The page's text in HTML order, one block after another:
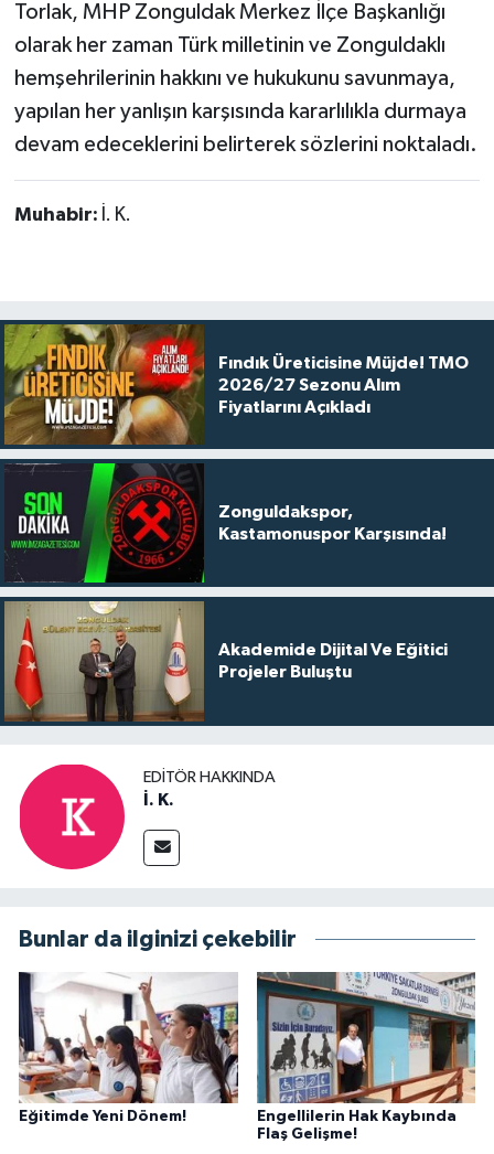
​Torlak, MHP Zonguldak Merkez İlçe Başkanlığı
olarak her zaman Türk milletinin ve Zonguldaklı
hemşehrilerinin hakkını ve hukukunu savunmaya,
yapılan her yanlışın karşısında kararlılıkla durmaya
devam edeceklerini belirterek sözlerini noktaladı.
Muhabir: İ. K.
Fındık Üreticisine Müjde! TMO
2026/27 Sezonu Alım
Fiyatlarını Açıkladı
Zonguldakspor,
Kastamonuspor Karşısında!
Akademide Dijital Ve Eğitici
Projeler Buluştu
EDITÖR HAKKINDA
İ. K.
Bunlar da ilginizi çekebilir
Eğitimde Yeni Dönem!
Engellilerin Hak Kaybında
Flaş Gelişme!